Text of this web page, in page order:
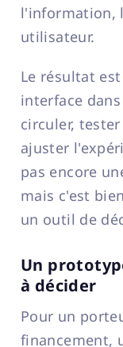
l'information,
utilisateur.
Le résultat
interface
circuler,
ajuster
pas encore
mais c'est
un outil de
Un
à décider
Pour un
financement,